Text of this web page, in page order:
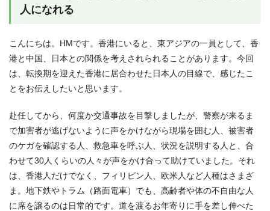
人になれる
こんにちは。HMです。香港にいると、東アジアの一員として、香
港と中国、日本との関係を考えされられることがあります。今回
は、転換期を迎えた香港に居合わせた日本人の目線で、感じたこ
とをお伝えしたいと思います。
赴任してから、何度か交通事故を目撃しましたが、警察が来るま
で加害者が逃げないように声をかけながら現場を囲む人、被害者
のケガを確認する人、救急車を呼ぶ人、状況を説明する人と、合
わせて30人くらいの人々が声をかけ合って助けていました。それ
は、香港人だけでなく、フィリピン人、欧米人など人種はさまざ
ま。地下鉄やトラム（路面電車）でも、高齢者や体の不自由な人
に席を譲るのは日常的です。道を渡るお年寄りに手を差し伸べた